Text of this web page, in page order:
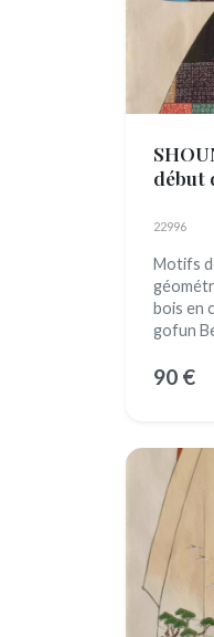
début
22996
Motifs
bois en
gofun
90 €